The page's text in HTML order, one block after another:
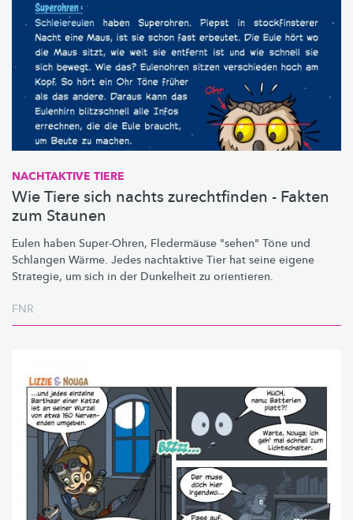
NACHTAKTIVE TIERE
Wie Tiere sich nachts zurechtfinden - Fakten
zum Staunen
Eulen haben Super-Ohren, Fledermäuse "sehen" Töne und
Schlangen Wärme. Jedes nachtaktive Tier hat seine eigene
Strategie, um sich in der Dunkelheit zu orientieren.
FNR